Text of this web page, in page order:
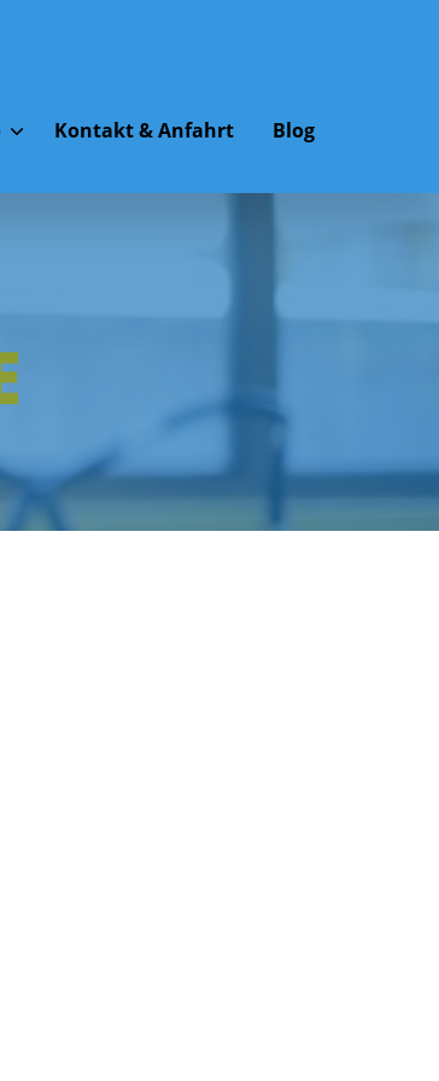
Kontakt & Anfahrt Blog